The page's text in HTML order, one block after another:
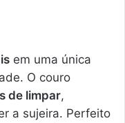
em uma única
O couro
de limpar,
a sujeira. Perfeito